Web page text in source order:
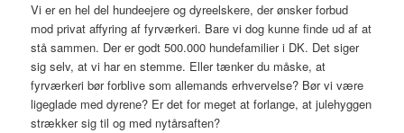
Vi er en hel del hundeejere og dyreelskere, der ønsker forbud
mod privat affyring af fyrværkeri. Bare vi dog kunne finde ud af at
stå sammen. Der er godt 500.000 hundefamilier i DK. Det siger
sig selv, at vi har en stemme. Eller tænker du måske, at
fyrværkeri bør forblive som allemands erhvervelse? Bør vi være
ligeglade med dyrene? Er det for meget at forlange, at julehyggen
strækker sig til og med nytårsaften?